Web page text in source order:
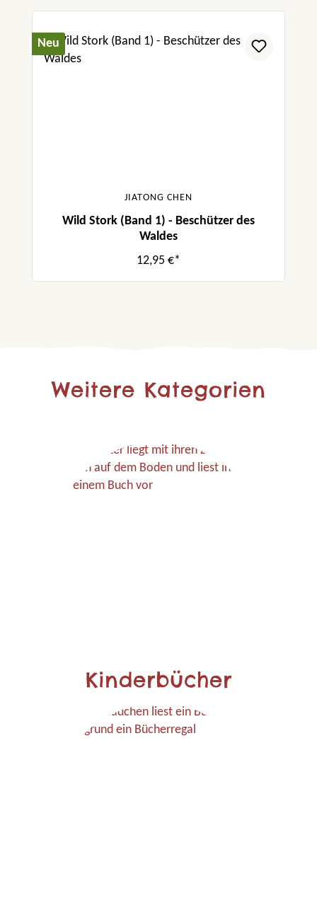
Neu
JIATONG CHEN
Wild Stork (Band 1) - Beschützer des
Waldes
12,95 €*
Weitere Kategorien
Kinderbücher